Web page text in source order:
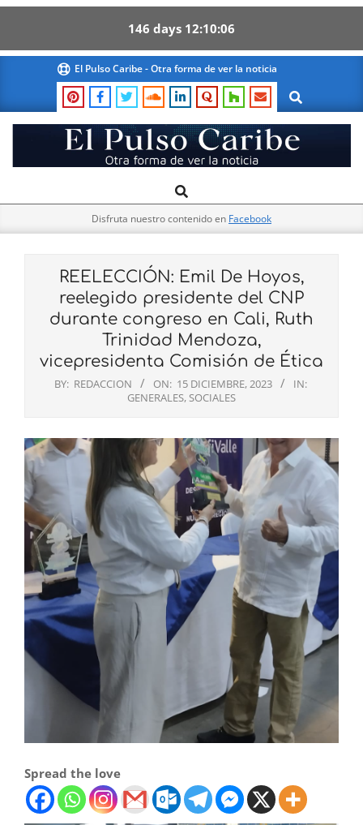
146 days 12 10 05
content
El Pulso Caribe - Otra forma de ver la noticia
Search
El
Pulso
Navigation
Search
Disfruta nuestro contenido en Facebook
REELECCIÓN: Emil De Hoyos,
reelegido presidente del CNP
durante congreso en Cali, Ruth
Trinidad Mendoza,
vicepresidenta Comisión de Ética
BY: REDACCION ON: 15 DICIEMBRE, 2023
IN:
GENERALES, SOCIALES
Spread the love